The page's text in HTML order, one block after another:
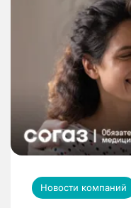
Новости компаний